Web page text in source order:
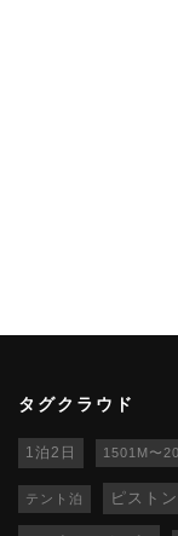
タグクラウド
1泊2日 1501M〜
テント泊 ピストン